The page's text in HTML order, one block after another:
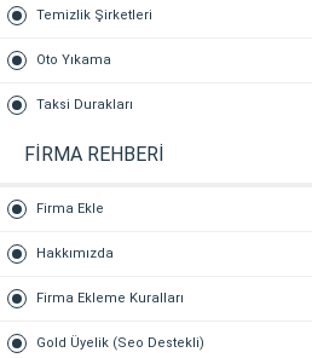
Temizlik Şirketleri
Oto Yıkama
Taksi Durakları
FİRMA REHBERİ
Firma Ekle
Hakkımızda
Firma Ekleme Kuralları
Gold Üyelik (Seo Destekli)